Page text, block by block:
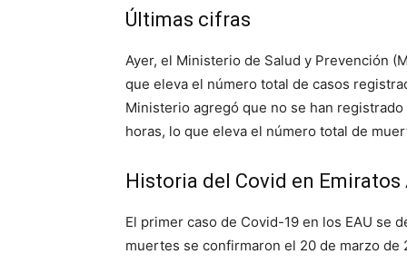
Últimas cifras
Ayer, el Ministerio de Salud y Prevención
que eleva el número total de casos
Ministerio agregó que no se han
horas, lo que eleva el número total de
Historia del Covid en Emiratos
El primer caso de Covid-19 en los EAU se
muertes se confirmaron el 20 de marzo de